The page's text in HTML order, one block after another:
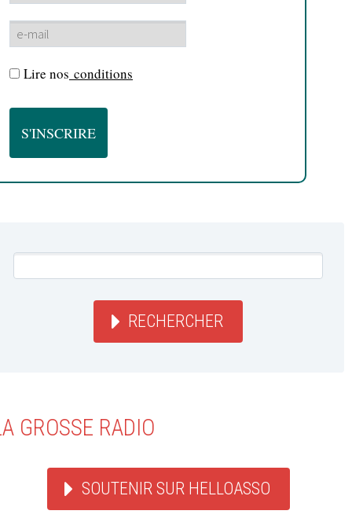
Lire nos conditions
RECHERCHER
GROSSE RADIO
SOUTENIR SUR HELLOASSO